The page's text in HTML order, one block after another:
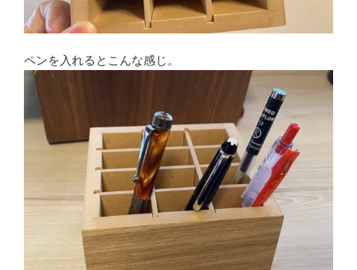
ペンを入れるとこんな感じ。